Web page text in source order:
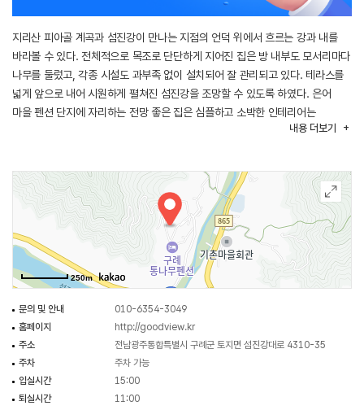
지리산 피아골 계곡과 섬진강이 만나는 지점의 언덕 위에서 흐르는 강과 내를
바라볼 수 있다. 전체적으로 목조로 단단하게 지어진 집은 방 내부도 모서리마다
나무를 둘렀고, 각종 시설도 과부족 없이 설치되어 잘 관리되고 있다. 테라스를
넓게 앞으로 내어 시원하게 펼쳐진 섬진강을 조망할 수 있도록 하였다. 은어
마을 펜션 단지에 자리하는 전망 좋은 집은 심플하고 소박한 인테리어는
내용 더보기
250m
문의 및 안내
010-6354-3049
홈페이지
http://goodview.kr
주소
전남광주통합특별시 구례군 토지면 섬진강대로 4310-35
주차
주차 가능
입실시간
15:00
퇴실시간
11:00